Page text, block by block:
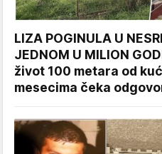
LIZA POGINULA U
JEDNOM U MILION
život 100 metara od
mesecima čeka